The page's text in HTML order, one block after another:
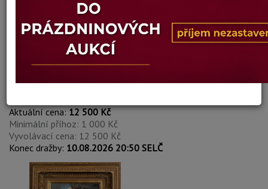
DÍLA V AUKCÍCH
Victor Max Hutschenreiter
203. HORSKÉ KVÍTÍ
Aktuální cena:12 500 Kč
Minimální příhoz: 1 000 Kč
Vyvolávací cena: 12 500 Kč
Konec dražby: 10.08.2026 20:50 SELČ